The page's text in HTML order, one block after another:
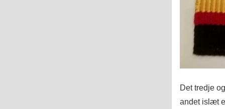
Det tredje
andet islæt